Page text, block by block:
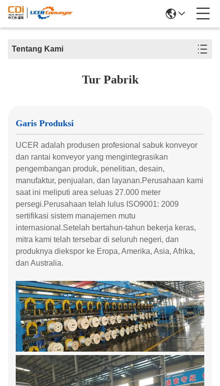
Tentang Kami
Tur Pabrik
Garis Produksi
UCER adalah produsen profesional sabuk konveyor
dan rantai konveyor yang mengintegrasikan
pengembangan produk, penelitian, desain,
manufaktur, penjualan, dan layanan.Perusahaan kami
saat ini meliputi area seluas 27.000 meter
persegi.Perusahaan telah lulus ISO9001: 2009
sertifikasi sistem manajemen mutu
internasional.Setelah bertahun-tahun bekerja keras,
mitra kami telah tersebar di seluruh negeri, dan
produknya diekspor ke Eropa, Amerika, Asia, Afrika,
dan Australia.